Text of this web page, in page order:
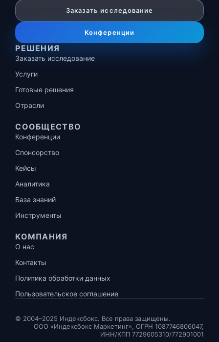
Заказать исследование
Конференции
РЕШЕНИЯ
Заказать исследование
Услуги
Готовые решения
Отрасли
СООБЩЕСТВО
Конференции
Спонсорство
Кейсы
Аналитика
База знаний
Инструменты
КОМПАНИЯ
О нас
Контакты
Политика обработки данных
Пользовательское соглашение
© 2004–2025 Индексбокс. Все права защищены.
ООО «Индексбокс Маркетинг», ОГРН 1087746806047,
ИНН/КПП 7729605310/772901001